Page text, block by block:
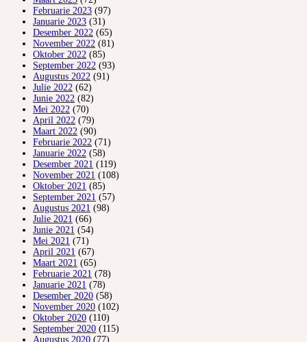
Februarie 2023 (97)
Januarie 2023 (31)
Desember 2022 (65)
November 2022 (81)
Oktober 2022 (85)
September 2022 (93)
Augustus 2022 (91)
Julie 2022 (62)
Junie 2022 (82)
Mei 2022 (70)
April 2022 (79)
Maart 2022 (90)
Februarie 2022 (71)
Januarie 2022 (58)
Desember 2021 (119)
November 2021 (108)
Oktober 2021 (85)
September 2021 (57)
Augustus 2021 (98)
Julie 2021 (66)
Junie 2021 (54)
Mei 2021 (71)
April 2021 (67)
Maart 2021 (65)
Februarie 2021 (78)
Januarie 2021 (78)
Desember 2020 (58)
November 2020 (102)
Oktober 2020 (110)
September 2020 (115)
Augustus 2020 (77)